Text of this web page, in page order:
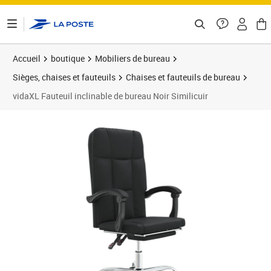
Accueil boutique
Mobiliers de bureau
Sièges, chaises et fauteuils
Chaises et fauteuils de bureau
vidaXL Fauteuil inclinable de bureau Noir Similicuir